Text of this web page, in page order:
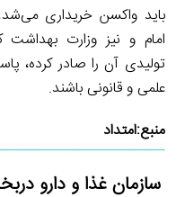
باید واکسن خریداری
امام و نیز وزارت
تولیدی آن را صادر کرده،
علمی و قانونی باشند.
منبع:امتداد
سازمان غذا و دارو